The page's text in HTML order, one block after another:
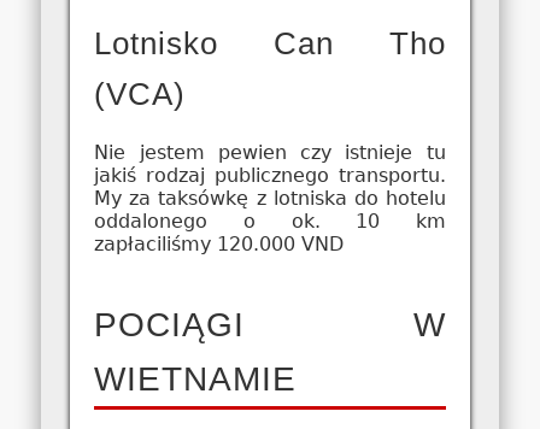
Lotnisko Can Tho
(VCA)
Nie jestem pewien czy istnieje tu
jakiś rodzaj publicznego transportu.
My za taksówkę z lotniska do hotelu
oddalonego o ok. 10 km
zapłaciliśmy 120.000 VND
POCIĄGI W
WIETNAMIE